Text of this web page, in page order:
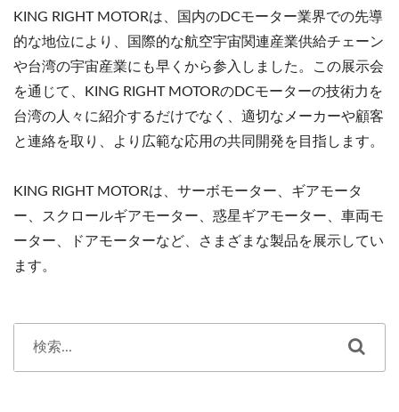
KING RIGHT MOTORは、国内のDCモーター業界での先導
的な地位により、国際的な航空宇宙関連産業供給チェーン
や台湾の宇宙産業にも早くから参入しました。この展示会
を通じて、KING RIGHT MOTORのDCモーターの技術力を
台湾の人々に紹介するだけでなく、適切なメーカーや顧客
と連絡を取り、より広範な応用の共同開発を目指します。
KING RIGHT MOTORは、サーボモーター、ギアモータ
ー、スクロールギアモーター、惑星ギアモーター、車両モ
ーター、ドアモーターなど、さまざまな製品を展示してい
ます。